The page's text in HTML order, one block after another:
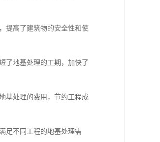
提高了建筑物的安全性和使
了地基处理的工期，加快了
基处理的费用，节约工程成
足不同工程的地基处理需